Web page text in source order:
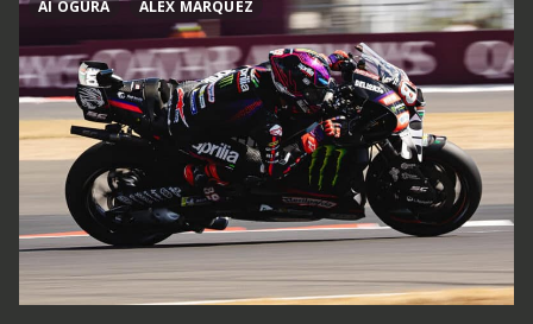
AI OGURA ALEX MÁRQUEZ